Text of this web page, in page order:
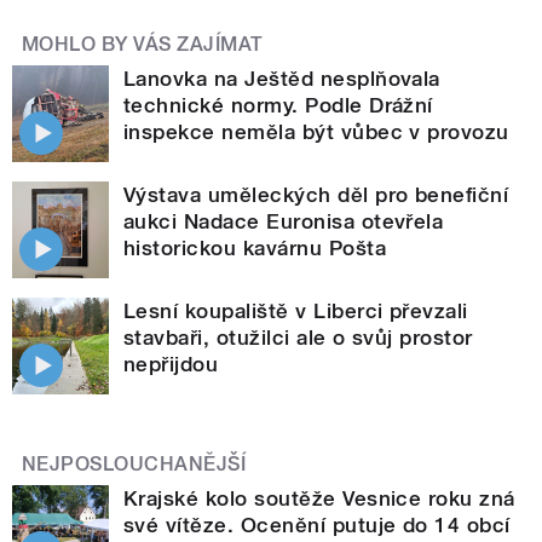
MOHLO BY VÁS ZAJÍMAT
Lanovka na Ještěd nesplňovala
technické normy. Podle Drážní
inspekce neměla být vůbec v provozu
Výstava uměleckých děl pro benefiční
aukci Nadace Euronisa otevřela
historickou kavárnu Pošta
Lesní koupaliště v Liberci převzali
stavbaři, otužilci ale o svůj prostor
nepřijdou
NEJPOSLOUCHANĚJŠÍ
Krajské kolo soutěže Vesnice roku zná
své vítěze. Ocenění putuje do 14 obcí